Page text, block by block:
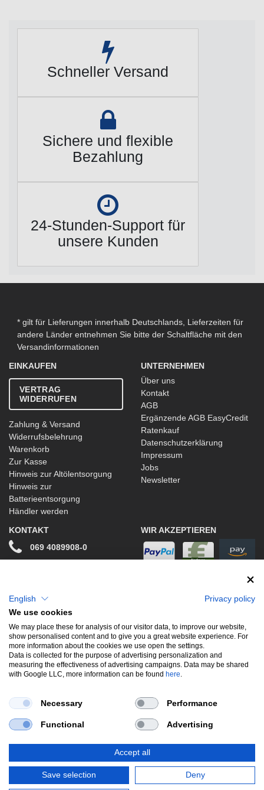
Schneller Versand
Sichere und flexible
Bezahlung
24-Stunden-Support für
unsere Kunden
* gilt für Lieferungen innerhalb Deutschlands, Lieferzeiten für
andere Länder entnehmen Sie bitte der Schaltfläche mit den
Versandinformationen
EINKAUFEN
VERTRAG
WIDERRUFEN
Zahlung & Versand
Widerrufsbelehrung
Warenkorb
Zur Kasse
Hinweis zur Altölentsorgung
Hinweis zur
Batterieentsorgung
Händler werden
UNTERNEHMEN
Über uns
Kontakt
AGB
Ergänzende AGB EasyCredit
Ratenkauf
Datenschutzerklärung
Impressum
Jobs
Newsletter
KONTAKT
069 4089908-0
Facebook
Instagram
WIR AKZEPTIEREN
UNSERE BELIEBTESTEN PRODUKTE
Endschalldämpfer Bremsscheiben Carbon Style & Aerodynamik
*Alle Preise verstehen sich inkl. MwSt. zzgl.Versandkosten. Versandkostenfrei
innerhalb deutschlands. zzgl. Versandkosten.
English
Privacy policy
We use cookies
We may place these for analysis of our visitor data, to improve our website,
show personalised content and to give you a great website experience. For
more information about the cookies we use open the settings.
Data is collected for the purpose of advertising personalization and
measuring the effectiveness of advertising campaigns. Data may be shared
with Google LLC, more information can be found here.
Necessary Performance
Functional Advertising
Accept all
Save selection Deny